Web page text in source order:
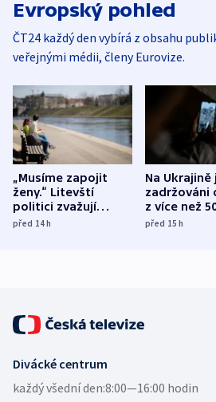
Evropský pohled
ČT24 každý den vybírá z obsahu
veřejnými médii, členy Eurovize.
„Musíme zapojit
ženy.“ Litevští
politici zvažují
dohodu o
před 14h
Na Ukrajině
zadržováni
z více než
Bojovali na
před 15h
Divácké centrum
každý všední den:8:00—16:00 hodin